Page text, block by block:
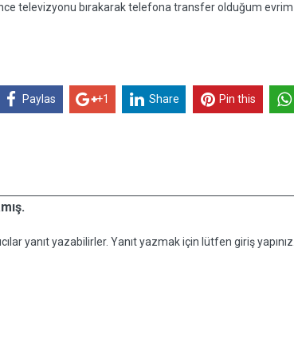
televizyonu bırakarak telefona transfer olduğum
Paylas +1 Share Pin this
yanıt yazabilirler. Yanıt yazmak için lütfen giriş yapınız.